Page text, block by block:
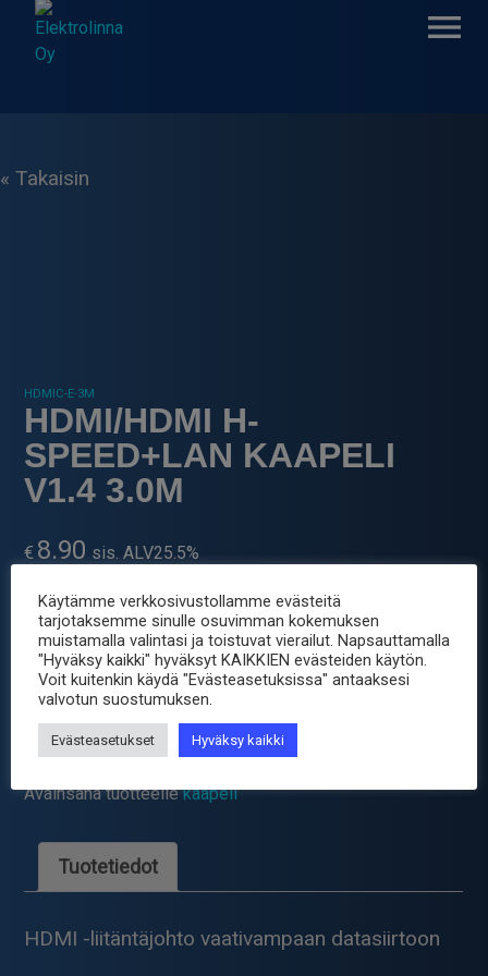
content
« Takaisin
HDMIC-E-3M
HDMI/HDMI H-
SPEED+LAN KAAPELI
V1.4 3.0M
€ 8.90 sis. ALV25.5%
Toimitus 2-4 arkipäivää valmistajalta
-
HDMI/HDMI
H-
SPEED+LAN
KAAPELI
3.0M
+
Tuotetunnus (SKU):
HDMIC-E-3M
Avainsana tuotteellekaapeli
Tuotetiedot
HDMI -liitäntäjohto vaativampaan datasiirtoon
Käytämme verkkosivustollamme evästeitä
tarjotaksemme sinulle osuvimman kokemuksen
muistamalla valintasi ja toistuvat vierailut. Napsauttamalla
"Hyväksy kaikki" hyväksyt KAIKKIEN evästeiden käytön.
Voit kuitenkin käydä "Evästeasetuksissa" antaaksesi
valvotun suostumuksen.
Evästeasetukset Hyväksy kaikki